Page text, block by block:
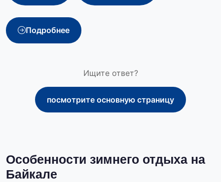
Подробнее
Ищите ответ?
посмотрите основную страницу
Особенности зимнего отдыха на
Байкале